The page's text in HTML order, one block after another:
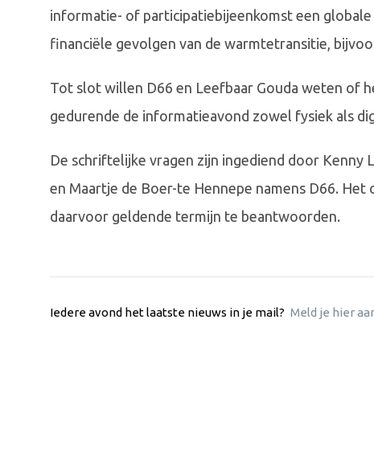
informatie- of participatiebijeenkomst een
financiële gevolgen van de warmtetransitie,
Tot slot willen D66 en Leefbaar Gouda weten of
gedurende de informatieavond zowel fysiek als
De schriftelijke vragen zijn ingediend door Kenny
en Maartje de Boer-te Hennepe namens D66.
daarvoor geldende termijn te beantwoorden.
Iedere avond het laatste nieuws in je mail? Meld je hier